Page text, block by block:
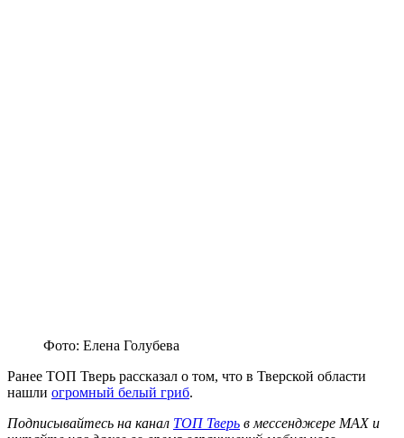
Фото: Елена Голубева
Ранее ТОП Тверь рассказал о том, что в Тверской области
нашли огромный белый гриб.
Подписывайтесь на канал ТОП Тверь в мессенджере MAX и